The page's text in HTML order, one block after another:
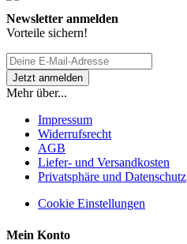
Newsletter anmelden
Vorteile sichern!
Mehr über...
Impressum
Widerrufsrecht
AGB
Liefer- und Versandkosten
Privatsphäre und Datenschutz
Cookie Einstellungen
Mein Konto